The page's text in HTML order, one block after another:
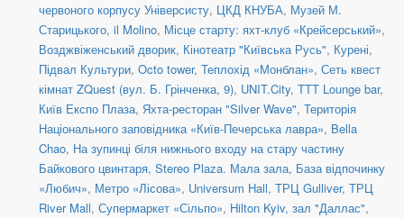
червоного корпусу Універсисту, ЦКД КНУБА, Музей М.
Старицького, il Molino, Місце старту: яхт-клуб «Крейсерський»,
Возджвіженський дворик, Кінотеатр "Київська Русь", Курені,
Підвал Культури, Octo tower, Теплохід «Монблан», Сеть квест
кімнат ZQuest (вул. Б. Грінченка, 9), UNIT.City, TTT Lounge bar,
Київ Експо Плаза, Яхта-ресторан "Silver Wave", Територія
Національного заповідника «Київ-Печерська лавра», Bella
Chao, На зупинці біля нижнього входу на стару частину
Байкового цвинтаря, Stereo Plaza. Мала зала, База відпочинку
«Любич», Метро «Лісова», Universum Hall, ТРЦ Gulliver, ТРЦ
River Mall, Супермаркет «Сільпо», Hilton Kyiv, зал "Даллас",